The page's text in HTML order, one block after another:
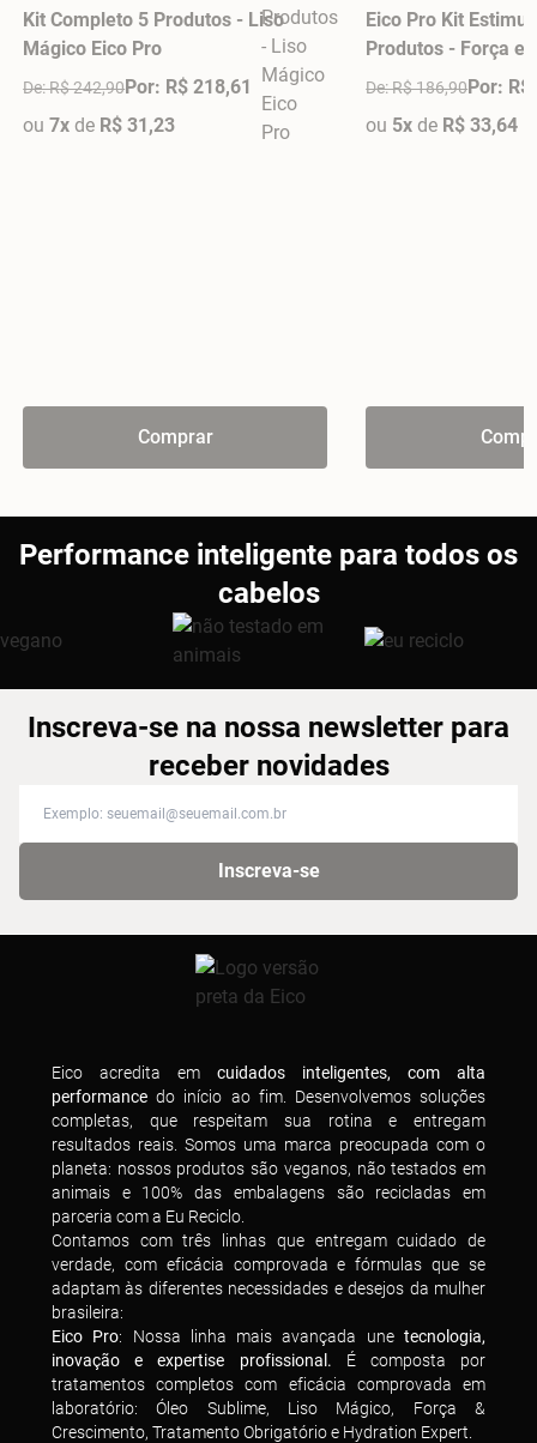
Kit Completo 5 Produtos - Liso
Mágico Eico Pro
De: R$ 242,90Por: R$ 218,61
ou7x de R$ 31,23
Comprar
Eico Pro Kit
Produtos - Força e
De: R$ 186,90Por:
ou 5x de R$ 33,64
Performance inteligente para todos os
cabelos
Inscreva-se na nossa newsletter para
receber novidades
Inscreva-se
Eico acredita em cuidados inteligentes, com alta
performance do início ao fim. Desenvolvemos soluções
completas, que respeitam sua rotina e entregam
resultados reais. Somos uma marca preocupada com o
planeta: nossos produtos são veganos, não testados em
animais e 100% das embalagens são recicladas em
parceria com a Eu Reciclo.
Contamos com três linhas que entregam cuidado de
verdade, com eficácia comprovada e fórmulas que se
adaptam às diferentes necessidades e desejos da mulher
brasileira:
Eico Pro: Nossa linha mais avançada unetecnologia,
inovação e expertise profissional. É composta por
tratamentos completos com eficácia comprovada em
laboratório: Óleo Sublime, Liso Mágico, Força &
Crescimento, Tratamento Obrigatório e Hydration Expert.